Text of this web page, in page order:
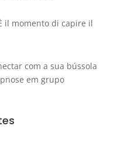
il momento di capire il
com a sua bússola
em grupo